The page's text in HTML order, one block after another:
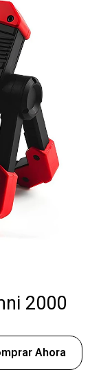
2000
Ahora